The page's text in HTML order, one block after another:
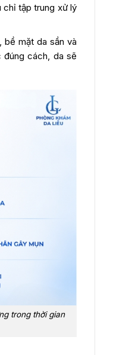
chỉ tập trung xử lý
bề mặt da sần và
đúng cách, da sẽ
trong thời gian